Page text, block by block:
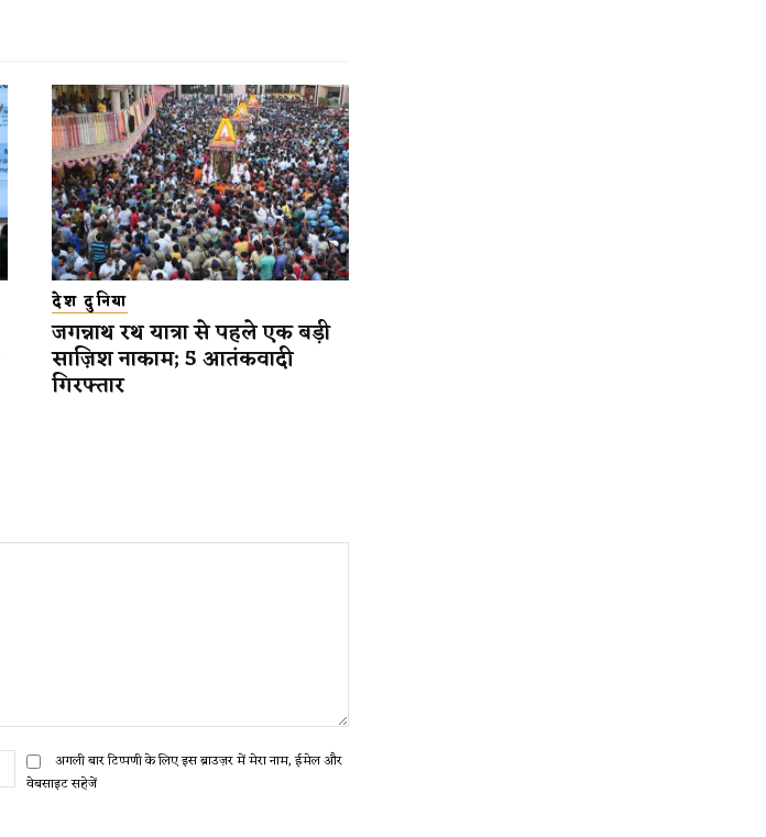
देश दुनिया
जगन्नाथ रथ यात्रा से पहले एक बड़ी
साज़िश नाकाम; 5 आतंकवादी
गिरफ्तार
ईमेल:*अगली बार टिप्पणी के लिए इस ब्राउज़र में मेरा नाम, ईमेल और
वेबसाइट सहेजें